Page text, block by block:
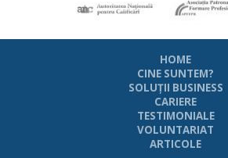
HOME
CINE SUNTEM?
SOLUŢII BUSINESS
CARIERE
TESTIMONIALE
VOLUNTARIAT
ARTICOLE